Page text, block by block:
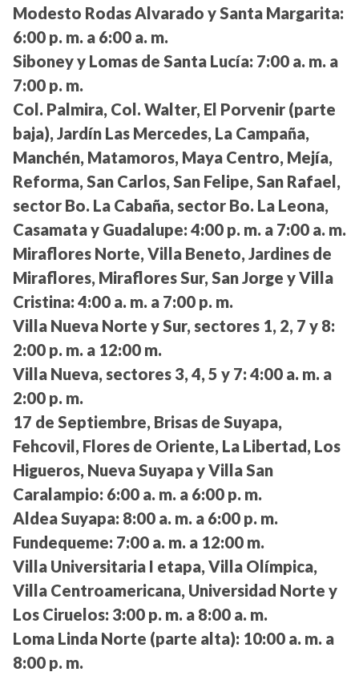
Modesto Rodas Alvarado y Santa Margarita:
6:00 p. m. a 6:00 a. m.
Siboney y Lomas de Santa Lucía: 7:00 a. m. a
7:00 p. m.
Col. Palmira, Col. Walter, El Porvenir (parte
baja), Jardín Las Mercedes, La Campaña,
Manchén, Matamoros, Maya Centro, Mejía,
Reforma, San Carlos, San Felipe, San Rafael,
sector Bo. La Cabaña, sector Bo. La Leona,
Casamata y Guadalupe: 4:00 p. m. a 7:00 a. m.
Miraflores Norte, Villa Beneto, Jardines de
Miraflores, Miraflores Sur, San Jorge y Villa
Cristina: 4:00 a. m. a 7:00 p. m.
Villa Nueva Norte y Sur, sectores 1, 2, 7 y 8:
2:00 p. m. a 12:00 m.
Villa Nueva, sectores 3, 4, 5 y 7: 4:00 a. m. a
2:00 p. m.
17 de Septiembre, Brisas de Suyapa,
Fehcovil, Flores de Oriente, La Libertad, Los
Higueros, Nueva Suyapa y Villa San
Caralampio: 6:00 a. m. a 6:00 p. m.
Aldea Suyapa: 8:00 a. m. a 6:00 p. m.
Fundequeme: 7:00 a. m. a 12:00 m.
Villa Universitaria I etapa, Villa Olímpica,
Villa Centroamericana, Universidad Norte y
Los Ciruelos: 3:00 p. m. a 8:00 a. m.
Loma Linda Norte (parte alta): 10:00 a. m. a
8:00 p. m.